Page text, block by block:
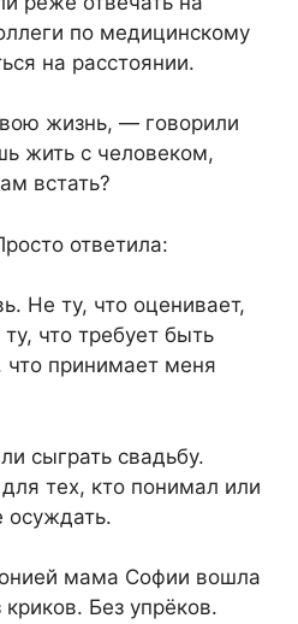
по медицинскому
на расстоянии.
жизнь, — говорили
жить с человеком,
встать?
ответила:
Не ту, что оценивает,
что требует быть
что принимает меня
сыграть свадьбу.
тех, кто понимал или
осуждать.
мама Софии вошла
Без упрёков.